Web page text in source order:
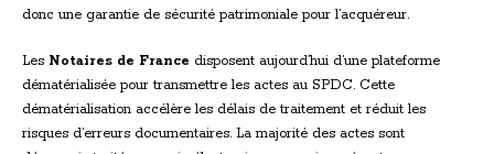
donc une garantie de sécurité patrimoniale pour l’acquéreur.
Les Notaires de France disposent aujourd’hui d’une plateforme
dématérialisée pour transmettre les actes au SPDC. Cette
dématérialisation accélère les délais de traitement et réduit les
risques d’erreurs documentaires. La majorité des actes sont